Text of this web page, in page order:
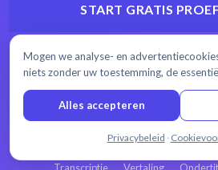
START GRATIS
30 minutes gratis Geen creditcard
PRODUCT
Mogen we analyse- en
niets zonder uw toestemming, de
Alles accepteren
Privacybeleid ·